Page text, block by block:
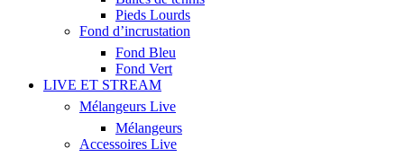
Pieds Lourds
Fond d’incrustation
Fond Bleu
Fond Vert
LIVE ET STREAM
Mélangeurs Live
Mélangeurs
Accessoires Live